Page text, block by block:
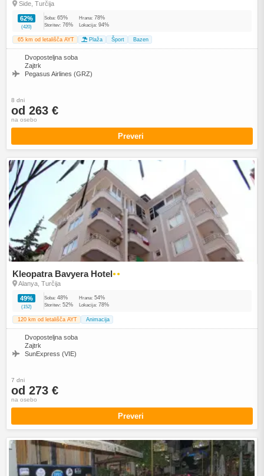
Side, Turčija
62%
(420)
Soba: 65% Hrana: 78%
Storitev: 76% Lokacija: 94%
65 km od letališča AYT Plaža Šport Bazen
Dvoposteljna soba
Zajtrk
Pegasus Airlines (GRZ)
8 dni
od 263 €
na osebo
Preveri
Kleopatra Bavyera Hotel●●
Alanya, Turčija
49%
(152)
Soba: 48% Hrana: 54%
Storitev: 52% Lokacija: 78%
120 km od letališča AYT Animacija
Dvoposteljna soba
Zajtrk
SunExpress (VIE)
7 dni
od 273 €
na osebo
Preveri